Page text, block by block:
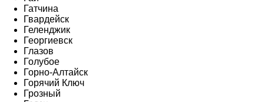
Гатчина
Гвардейск
Геленджик
Георгиевск
Глазов
Голубое
Горно-Алтайск
Горячий Ключ
Грозный